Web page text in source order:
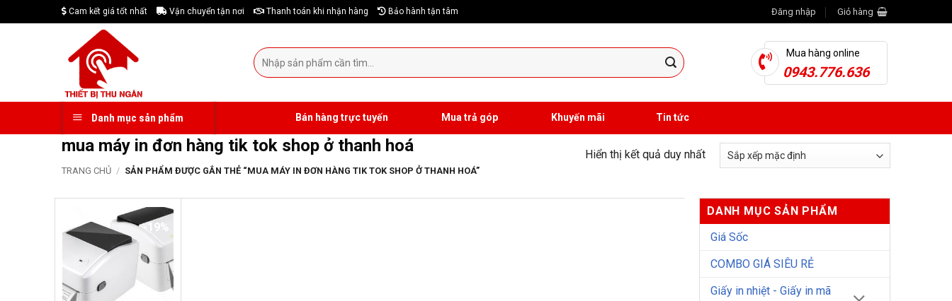
to
Cam kết giá tốt nhất Vận chuyển tận nơi Thanh toán khi nhận hàng Bảo hành tận tâm Đăng nhập Giỏ hàng
Tìm
kiếm:
Mua hàng online
0943.776.636
Danh mục sản phẩm Bán hàng trực tuyến Mua trả góp Khuyến mãi Tin tức
mua máy in đơn hàng tik tok shop ở thanh hoá
TRANG CHỦ / SẢN PHẨM ĐƯỢC GẮN THẺ “MUA MÁY IN ĐƠN HÀNG TIK TOK SHOP Ở THANH HOÁ”
Hiển thị kết quả duy nhất
-19%
DANH MỤC SẢN PHẨM
Giá Sốc
COMBO GIÁ SIÊU RẺ
Giấy in nhiệt - Giấy in mã